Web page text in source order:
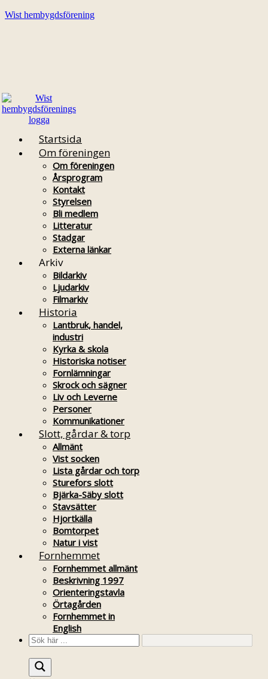
Wist hembygdsförening
Startsida
Om föreningen
Om föreningen
Årsprogram
Kontakt
Styrelsen
Bli medlem
Litteratur
Stadgar
Externa länkar
Arkiv
Bildarkiv
Ljudarkiv
Filmarkiv
Historia
Lantbruk, handel,
industri
Kyrka & skola
Historiska notiser
Fornlämningar
Skrock och sägner
Liv och Leverne
Personer
Kommunikationer
Slott, gårdar & torp
Allmänt
Vist socken
Lista gårdar och torp
Sturefors slott
Bjärka-Säby slott
Stavsätter
Hjortkälla
Bomtorpet
Natur i vist
Fornhemmet
Fornhemmet allmänt
Beskrivning 1997
Orienteringstavla
Örtagården
Fornhemmet in
English